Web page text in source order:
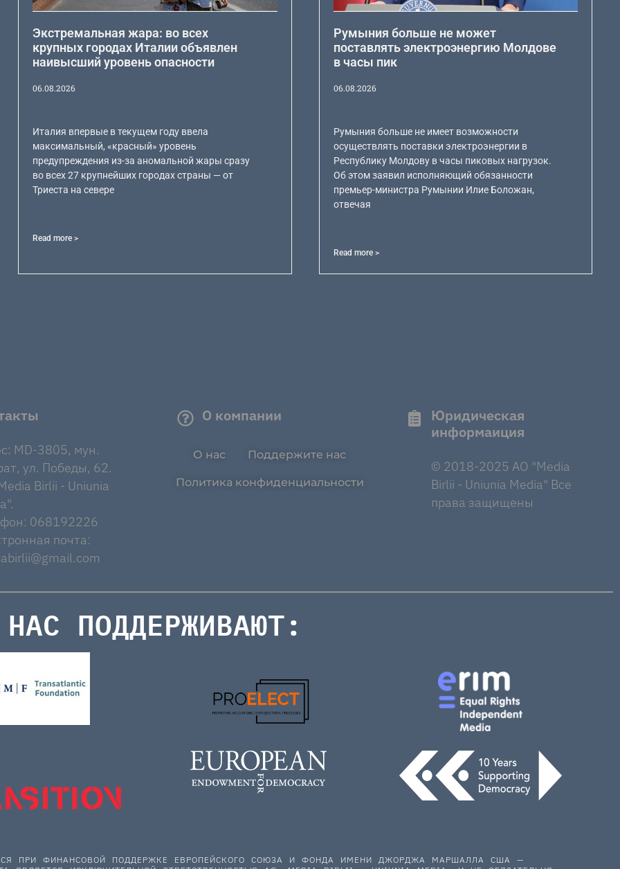
Экстремальная жара: во всех
крупных городах Италии объявлен
наивысший уровень опасности
06.08.2026
Италия впервые в текущем году ввела
максимальный, «красный» уровень
предупреждения из-за аномальной жары сразу
во всех 27 крупнейших городах страны — от
Триеста на севере
Read more >
Румыния больше не может
поставлять электроэнергию Молдове
в часы пик
06.08.2026
Румыния больше не имеет возможности
осуществлять поставки электроэнергии в
Республику Молдову в часы пиковых нагрузок.
Об этом заявил исполняющий обязанности
премьер-министра Румынии Илие Боложан,
отвечая
Read more >
MD-3805, мун.
ул. Победы, 62.
Birlii - Uniunia
068192226
почта:
О компании
О нас Поддержите нас
Политика конфиденциальности
Юридическая
информаиция
© 2018-2025 AO "Media
Birlii - Uniunia Media" Все
права защищены
НАС ПОДДЕРЖИВАЮТ:
ПРИ ФИНАНСОВОЙ ПОДДЕРЖКЕ ЕВРОПЕЙСКОГО СОЮЗА И ФОНДА ИМЕНИ ДЖОРДЖА МАРШАЛЛА США —